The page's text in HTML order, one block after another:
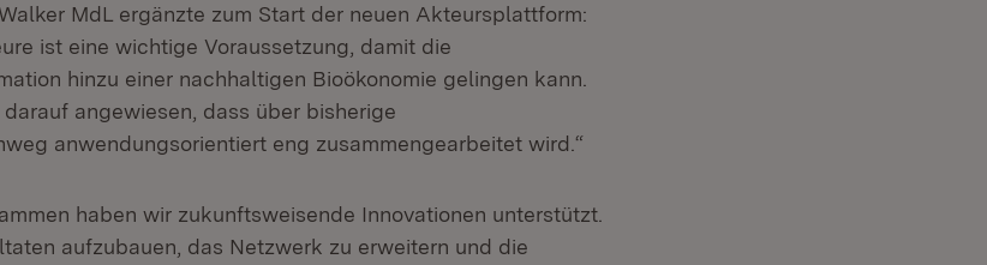
MdL ergänzte zum Start der neuen Akteursplattform:
ist eine wichtige Voraussetzung, damit die
hinzu einer nachhaltigen Bioökonomie gelingen kann.
angewiesen, dass über bisherige
anwendungsorientiert eng zusammengearbeitet wird.“
haben wir zukunftsweisende Innovationen unterstützt.
aufzubauen, das Netzwerk zu erweitern und die